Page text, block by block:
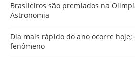
Brasileiros são premiados na
Astronomia
Dia mais rápido do ano ocorre
fenômeno